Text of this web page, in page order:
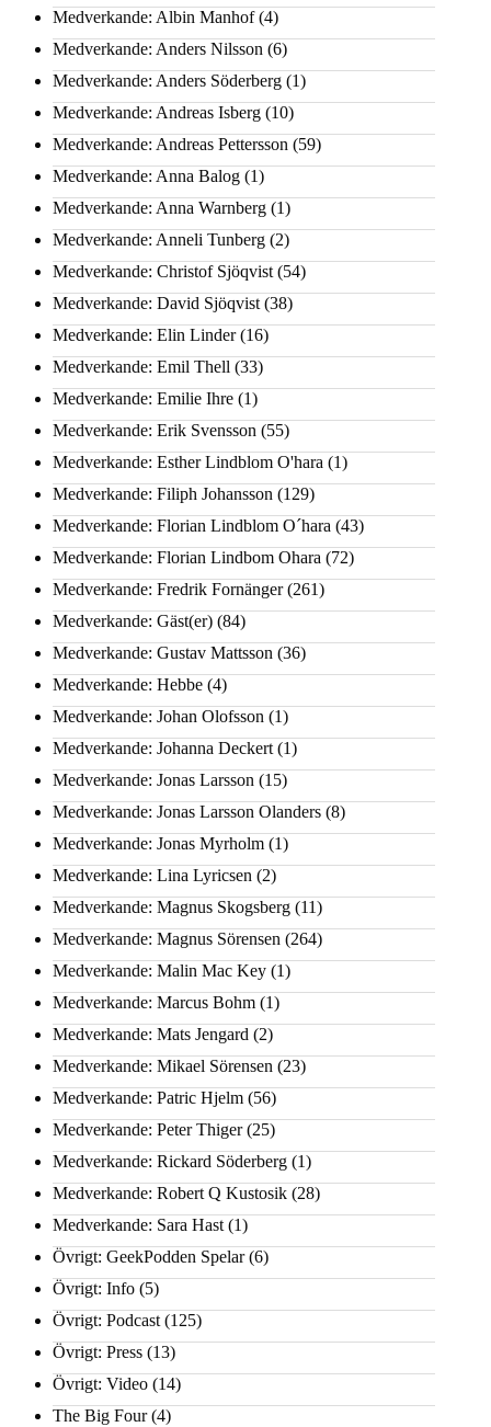
Medverkande: Albin Manhof(4)
Medverkande: Anders Nilsson (6)
Medverkande: Anders Söderberg (1)
Medverkande: Andreas Isberg (10)
Medverkande: Andreas Pettersson (59)
Medverkande: Anna Balog (1)
Medverkande: Anna Warnberg (1)
Medverkande: Anneli Tunberg (2)
Medverkande: Christof Sjöqvist (54)
Medverkande: David Sjöqvist (38)
Medverkande: Elin Linder(16)
Medverkande: Emil Thell (33)
Medverkande: Emilie Ihre (1)
Medverkande: Erik Svensson (55)
Medverkande: Esther Lindblom O'hara (1)
Medverkande: Filiph Johansson (129)
Medverkande: Florian Lindblom O´hara (43)
Medverkande: Florian Lindbom Ohara (72)
Medverkande: Fredrik Fornänger(261)
Medverkande: Gäst(er) (84)
Medverkande: Gustav Mattsson (36)
Medverkande: Hebbe (4)
Medverkande: Johan Olofsson (1)
Medverkande: Johanna Deckert (1)
Medverkande: Jonas Larsson (15)
Medverkande: Jonas Larsson Olanders (8)
Medverkande: Jonas Myrholm (1)
Medverkande: Lina Lyricsen (2)
Medverkande: Magnus Skogsberg (11)
Medverkande: Magnus Sörensen (264)
Medverkande: Malin Mac Key (1)
Medverkande: Marcus Bohm (1)
Medverkande: Mats Jengard (2)
Medverkande: Mikael Sörensen (23)
Medverkande: Patric Hjelm (56)
Medverkande: Peter Thiger(25)
Medverkande: Rickard Söderberg (1)
Medverkande: Robert Q Kustosik (28)
Medverkande: Sara Hast (1)
Övrigt: GeekPodden Spelar(6)
Övrigt: Info (5)
Övrigt: Podcast (125)
Övrigt: Press (13)
Övrigt: Video (14)
The Big Four(4)